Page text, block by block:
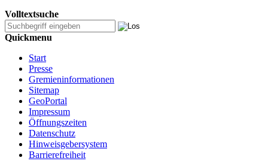
Volltextsuche
Quickmenu
Start
Presse
Gremieninformationen
Sitemap
GeoPortal
Impressum
Öffnungszeiten
Datenschutz
Hinweisgebersystem
Barrierefreiheit